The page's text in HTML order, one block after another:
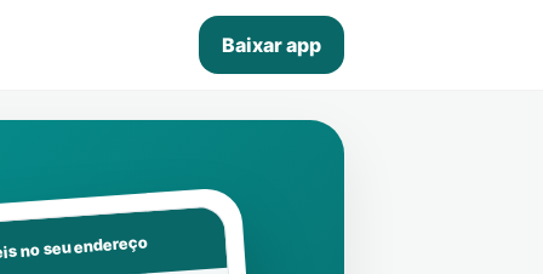
Baixar app
no seu endereço